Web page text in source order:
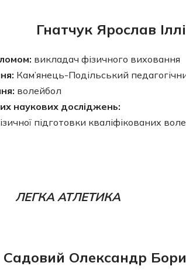
Гнатчук Ярослав
викладач фізичного виховання
Кам’янець-Подільський
волейбол
наукових досліджень:
підготовки кваліфікованих
ЛЕГКА АТЛЕТИКА
Садовий Олександр